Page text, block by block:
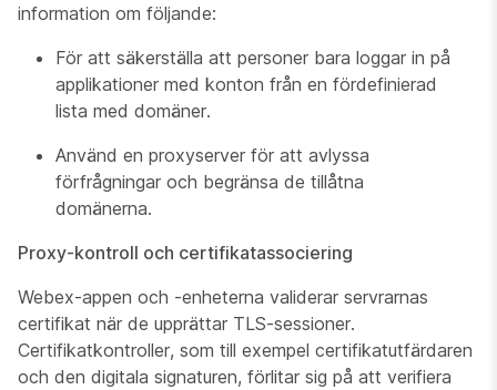
information om följande:
För att säkerställa att personer bara loggar in på
applikationer med konton från en fördefinierad
lista med domäner.
Använd en proxyserver för att avlyssa
förfrågningar och begränsa de tillåtna
domänerna.
Proxy-kontroll och certifikatassociering
Webex-appen och -enheterna validerar servrarnas
certifikat när de upprättar TLS-sessioner.
Certifikatkontroller, som till exempel certifikatutfärdaren
och den digitala signaturen, förlitar sig på att verifiera